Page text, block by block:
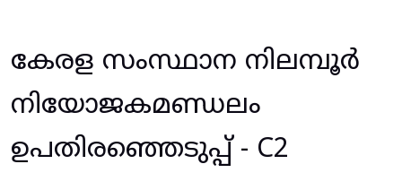
കേരള സംസ്ഥാന നിലമ്പൂർ
നിയോജകമണ്ഡലം
ഉപതിരഞ്ഞെടുപ്പ് - C2